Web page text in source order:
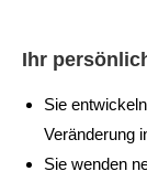
Ihr
Sie
Veränderung
Sie wenden